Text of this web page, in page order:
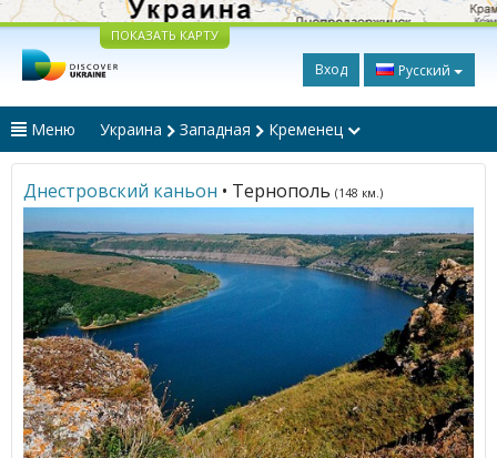
ПОКАЗАТЬ КАРТУ
Вход Русский
Меню Украина Западная Кременец
Днестровский каньон • Тернополь (148 км.)